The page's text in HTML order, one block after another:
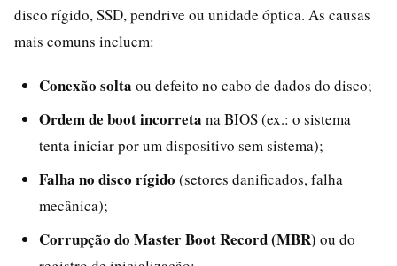
disco rígido, SSD, pendrive ou unidade óptica. As causas
mais comuns incluem:
Conexão solta ou defeito no cabo de dados do disco;
Ordem de boot incorreta na BIOS (ex.: o sistema
tenta iniciar por um dispositivo sem sistema);
Falha no disco rígido (setores danificados, falha
mecânica);
Corrupção do Master Boot Record (MBR) ou do